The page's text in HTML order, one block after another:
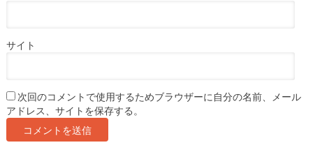
サイト
次回のコメントで使用するためブラウザーに自分の名前、メール
アドレス、サイトを保存する。